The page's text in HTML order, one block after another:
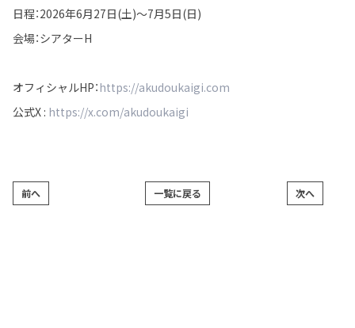
日程：2026年6月27日(土)〜7月5日(日)
会場：シアターH
オフィシャルHP：https://akudoukaigi.com
公式X : https://x.com/akudoukaigi
前へ 一覧に戻る 次へ